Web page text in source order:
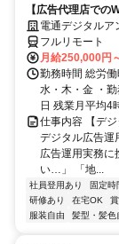
【広告代理店で
G／全国×完全在
電通デジタル
フルリモート
月給250,000円
勤務時間 総労
水・木・金 ・
日 残業月平均4
仕事内容 【デ
デジタル広告運
広告運用実務に
い…」 「地...
社員登用あり 固定時
研修あり
在宅OK
服装自由
髪型・髪色